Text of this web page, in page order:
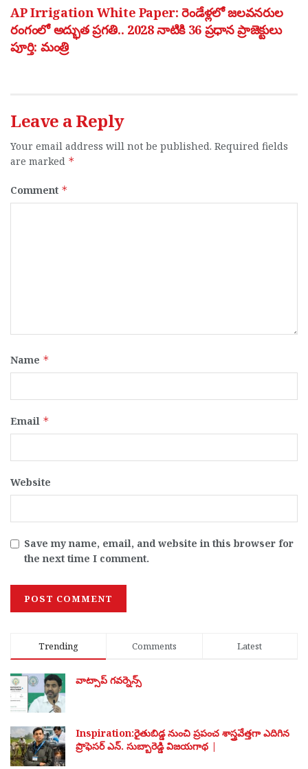
AP Irrigation White Paper: రెండేళ్లలో జలవనరుల
రంగంలో అద్భుత ప్రగతి.. 2028 నాటికి 36 ప్రధాన ప్రాజెక్టులు
పూర్తి: మంత్రి
Leave a Reply
Your email address will not be published. Required fields
are marked *
Comment *
Name *
Email *
Website
Save my name, email, and website in this browser for
the next time I comment.
Trending Comments Latest
వాట్సాప్ గవర్నెన్స్
Inspiration:రైతుబిడ్డ నుంచి ప్రపంచ శాస్త్రవేత్తగా ఎదిగిన
ప్రొఫెసర్ ఎన్. సుబ్బారెడ్డి విజయగాథ |